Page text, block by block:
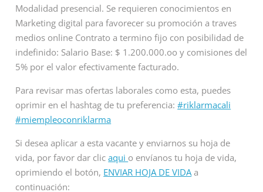
Modalidad presencial. Se requieren conocimientos en
Marketing digital para favorecer su promoción a traves
medios online Contrato a termino fijo con posibilidad de
indefinido: Salario Base: $ 1.200.000.oo y comisiones del
5% por el valor efectivamente facturado.
Para revisar mas ofertas laborales como esta, puedes
oprimir en el hashtag de tu preferencia:#riklarmacali
#miempleoconriklarma
Si desea aplicar a esta vacante y enviarnos su hoja de
vida, por favor dar clicaqui o envíanos tu hoja de vida,
oprimiendo el botón, ENVIAR HOJA DE VIDAa
continuación: